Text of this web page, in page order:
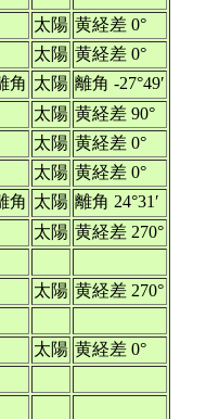
太陽 黄経差 0°
太陽 黄経差 0°
角 太陽 離角 -27°49′
太陽 黄経差 90°
太陽 黄経差 0°
太陽 黄経差 0°
角 太陽 離角 24°31′
太陽 黄経差 270°
太陽 黄経差 270°
太陽 黄経差 0°